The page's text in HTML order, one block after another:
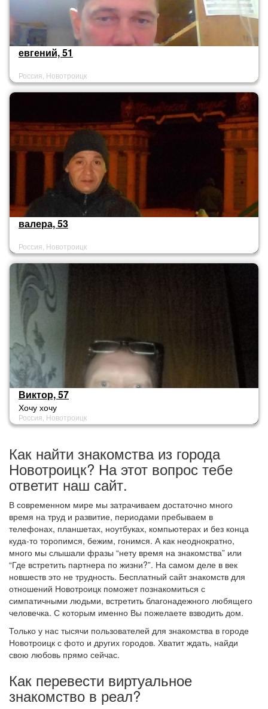
евгений, 51
Россия, Новотроицк
валера, 53
Россия, Новотроицк
Виктор, 57
Хочу хочу
Россия, Новотроицк
Как найти знакомства из города
Новотроицк? На этот вопрос тебе
ответит наш сайт.
В современном мире мы затрачиваем достаточно много
время на труд и развитие, периодами пребываем в
телефонах, планшетах, ноутбуках, компьютерах и без конца
куда-то торопимся, бежим, гонимся. А как неоднократно,
много мы слышали фразы “нету время на знакомства” или
“Где встретить партнера по жизни?”. На самом деле в век
новшеств это не трудность. Бесплатный сайт знакомств для
отношений Новотроицк поможет познакомиться с
симпатичными людьми, встретить благонадежного любящего
человечка. С которым именно Вы пожелаете взводить дом.
Только у нас тысячи пользователей для знакомства в городе
Новотроицк с фото и других городов. Хватит ждать, найди
свою любовь прямо сейчас.
Как перевести виртуальное
знакомство в реал?